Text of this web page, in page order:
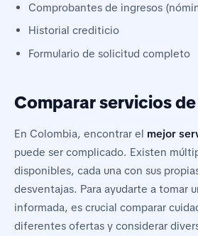
Comprobantes de ingresos
Historial crediticio
Formulario de solicitud completo
Comparar servicios
En Colombia, encontrar el mejor
puede ser complicado. Existen
disponibles, cada una con sus
desventajas. Para ayudarte a tomar
informada, es crucial comparar
diferentes ofertas y considerar